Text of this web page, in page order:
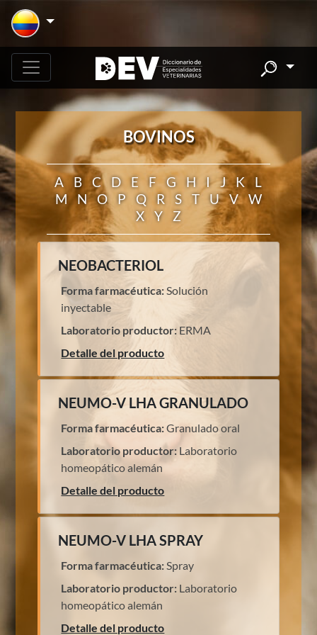
BOVINOS
A B C D E F G H I J K
L
M
N O P Q R S T U V
W
X
Y Z
NEOBACTERIOL
Forma farmacéutica: Solución
inyectable
Laboratorio productor: ERMA
Detalle del producto
NEUMO-V LHA GRANULADO
Forma farmacéutica:Granulado oral
Laboratorio productor: Laboratorio
homeopático alemán
Detalle del producto
NEUMO-V LHA SPRAY
Forma farmacéutica: Spray
Laboratorio productor: Laboratorio
homeopático alemán
Detalle del producto